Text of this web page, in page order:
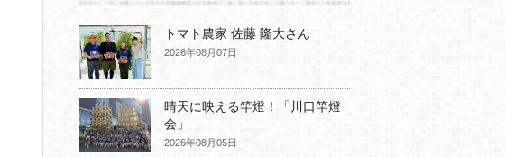
トマト農家 佐藤 隆大さん
2026年08月07日
晴天に映える竿燈！「川口竿燈
会」
2026年08月05日